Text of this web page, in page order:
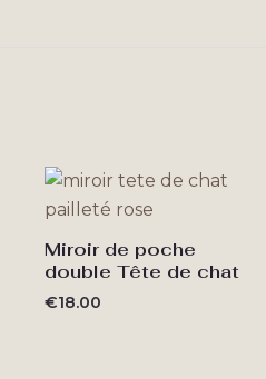
Miroir de poche
double Tête de chat
€18.00